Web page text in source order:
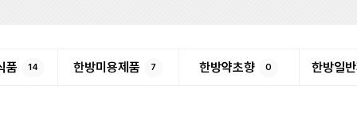
품 14 한방미용제품 7 한방약초향 0 한방일